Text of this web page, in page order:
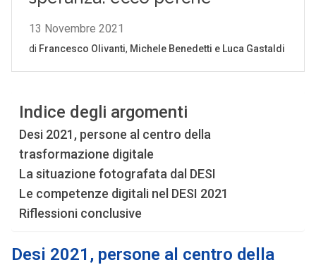
Indice degli argomenti
Desi 2021, persone al centro della
trasformazione digitale
La situazione fotografata dal DESI
Le competenze digitali nel DESI 2021
Riflessioni conclusive
Desi 2021, persone al centro della